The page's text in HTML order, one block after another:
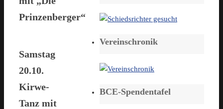
Prinzenberger“
Samstag
20.10.
Kirwe-
Tanz mit
Vereinschronik
BCE-Spendentafel